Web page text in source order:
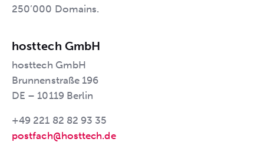
250’000 Domains.
hosttech GmbH
hosttech GmbH
Brunnenstraße 196
DE – 10119 Berlin
+49 221 82 82 93 35
postfach@hosttech.de